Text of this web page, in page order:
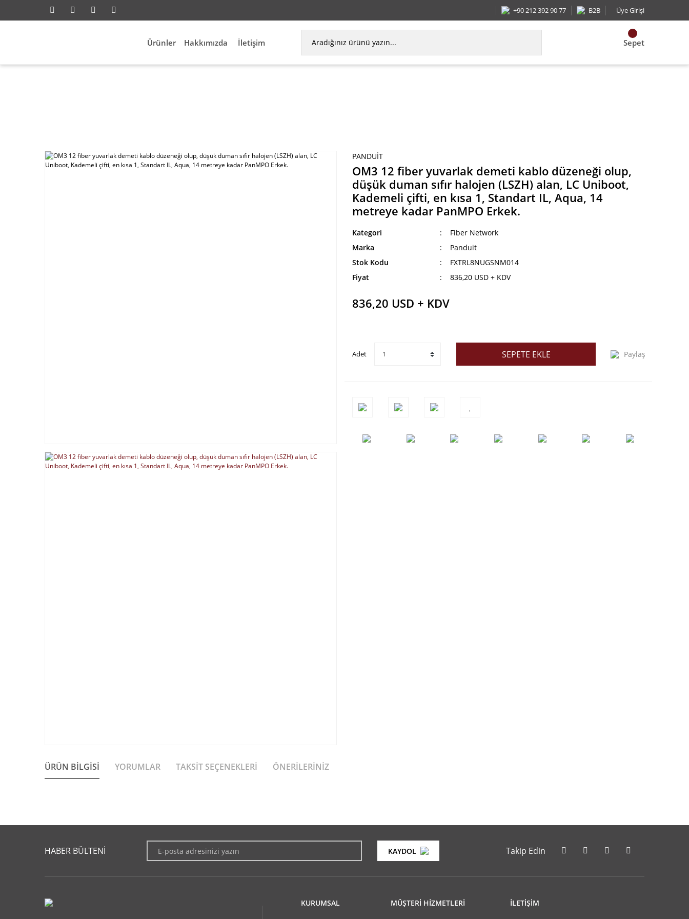
+90 212 392 90 77 B2B Üye Girişi
Ürünler Hakkımızda İletişim Sepet
PANDUIT
OM3 12 fiber yuvarlak demeti kablo düzeneği olup,
düşük duman sıfır halojen (LSZH) alan, LC Uniboot,
Kademeli çifti, en kısa 1, Standart IL, Aqua, 14
metreye kadar PanMPO Erkek.
Kategori
Fiber Network
Marka
Panduit
Stok Kodu
FXTRL8NUGSNM014
Fiyat
836,20 USD + KDV
836,20 USD + KDV
Adet SEPETE EKLE Paylaş
ÜRÜN BILGISI YORUMLAR TAKSIT SEÇENEKLERI ÖNERILERINIZ
Yorum Yaz
Görüş ve önerileriniz için teşekkür ederiz.
Ürün açıklamasında eksik bilgiler bulunuyor.
HABER BÜLTENİ KAYDOL Takip Edin
KURUMSAL MÜŞTERİ HİZMETLERİ İLETİŞİM